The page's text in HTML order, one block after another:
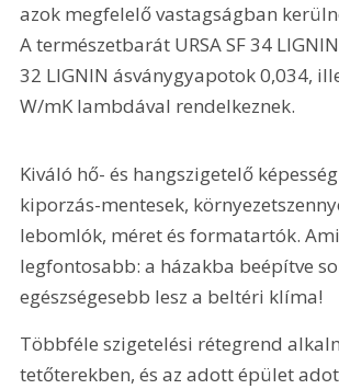
azok megfelelő vastagságban
A természetbarát URSA SF 34
32 LIGNIN ásványgyapotok 0,034,
W/mK lambdával rendelkeznek.
Kiváló hő- és hangszigetelő
kiporzás-mentesek,
lebomlók, méret és formatartók.
legfontosabb: a házakba beépítve
egészségesebb lesz a beltéri klíma!
Többféle szigetelési rétegrend
tetőterekben, és az adott épület